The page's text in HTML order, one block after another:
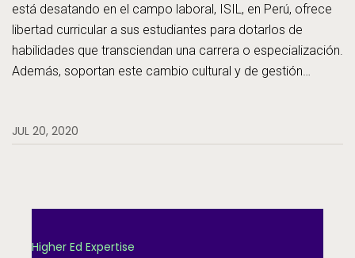
está desatando en el campo laboral, ISIL, en Perú, ofrece
libertad curricular a sus estudiantes para dotarlos de
habilidades que transciendan una carrera o especialización.
Además, soportan este cambio cultural y de gestión
JUL 20, 2020
Higher Ed Expertise